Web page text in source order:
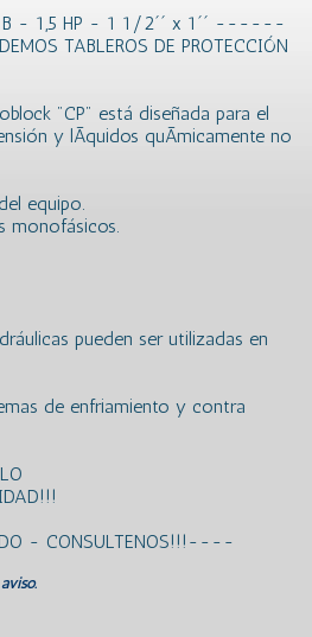
- 1,5 HP - 1 1/2´´ x 1´´ ------
TABLEROS DE PROTECCIÓN
"CP" está diseñada para el
y lÃ­quidos quÃ­micamente no
equipo.
monofásicos.
pueden ser utilizadas en
de enfriamiento y contra
- CONSULTENOS!!!----